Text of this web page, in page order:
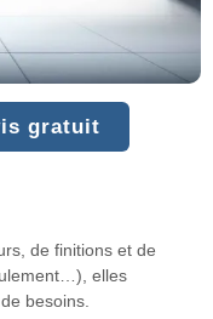
gratuit
de finitions et de
elles
besoins.